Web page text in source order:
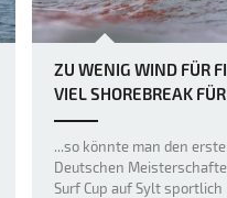
ZU WENIG WIND FÜR
VIEL SHOREBREAK
...so könnte man den
Deutschen
Surf Cup auf Sylt sportlich